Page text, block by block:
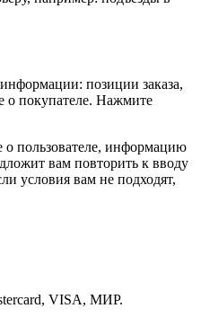
позиции заказа,
о покупателе. Нажмите
пользователе, информацию
вам повторить к вводу
условия вам не подходят,
VISA, МИР.